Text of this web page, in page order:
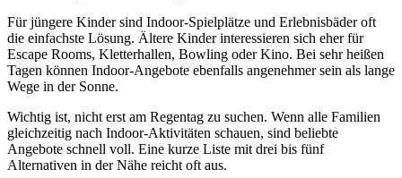
Für jüngere Kinder sind Indoor-Spielplätze und Erlebnisbäder oft
die einfachste Lösung. Ältere Kinder interessieren sich eher für
Escape Rooms, Kletterhallen, Bowling oder Kino. Bei sehr heißen
Tagen können Indoor-Angebote ebenfalls angenehmer sein als lange
Wege in der Sonne.
Wichtig ist, nicht erst am Regentag zu suchen. Wenn alle Familien
gleichzeitig nach Indoor-Aktivitäten schauen, sind beliebte
Angebote schnell voll. Eine kurze Liste mit drei bis fünf
Alternativen in der Nähe reicht oft aus.